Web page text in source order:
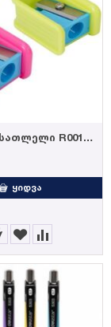
ფანქრის სათლელი R00106, DELI (48)
ᲧᲘᲓᲕᲐ